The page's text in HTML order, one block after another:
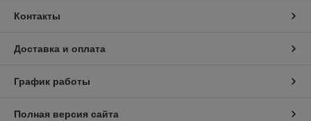
Контакты
Доставка и оплата
График работы
Полная версия сайта